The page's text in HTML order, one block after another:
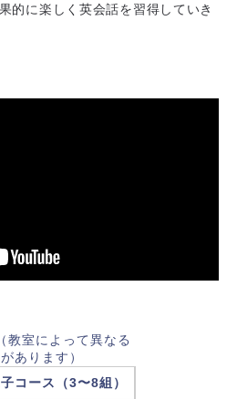
的に楽しく英会話を習得していき
教室によって異なる
あります）
コース（3〜8組）